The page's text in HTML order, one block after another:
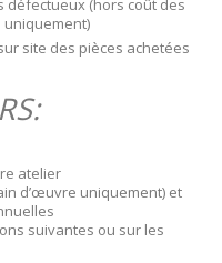
défectueux (hors coût des
site des pièces achetées
atelier
d’œuvre uniquement) et
suivantes ou sur les